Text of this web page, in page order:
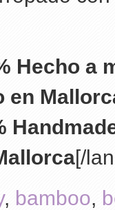
Hecho a
en
[/
, bamboo,